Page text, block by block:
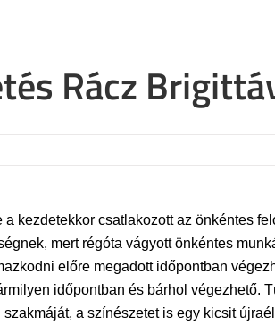
Rácz
a kezdetekkor csatlakozott az önkéntes
mert régóta vágyott önkéntes
előre megadott időpontban
időpontban és bárhol végezhető.
a színészetet is egy kicsit